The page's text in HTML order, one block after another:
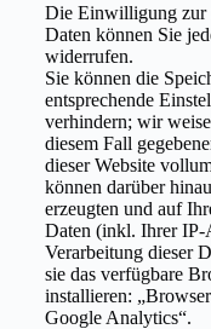
Die Einwilligung zur
Daten können Sie
widerrufen.
Sie können die
entsprechende
verhindern; wir
diesem Fall
dieser Website
können darüber
erzeugten und auf
Daten (inkl. Ihrer IP-
Verarbeitung dieser
sie das verfügbare
installieren:
Google Analytics“.